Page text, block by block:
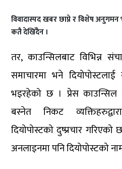
विवादास्पद खबर छाप्ने र विशेष
कतै देखिँदैन ।
तर, काउन्सिलबाट विभिन्न
समाचारमा भने
भइरहेको छ । प्रेस काउन्सिल
बस्नेत निकट
दियोपोस्टको दुष्प्रचार
अनलाइनमा पनि दियोपोस्टको